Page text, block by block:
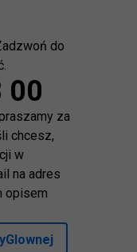
do
00
za
chcesz,
w
na adres
opisem